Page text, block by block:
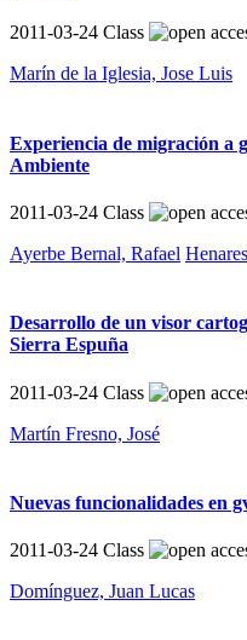
2011-03-24 Class
Marín de la Iglesia, Jose Luis
Experiencia de migración a
Ambiente
2011-03-24 Class
Ayerbe Bernal, Rafael
Desarrollo de un visor
Sierra Espuña
2011-03-24 Class
Martín Fresno, José
Nuevas funcionalidades en
2011-03-24 Class
Domínguez, Juan Lucas